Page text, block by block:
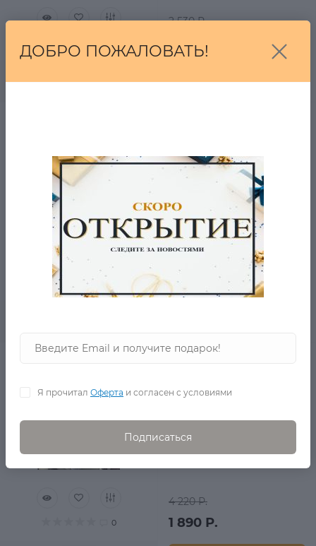
2 530 Р.
1 270 Р.
в наличии
1 340 Р.
0
4 220 Р.
1 890 Р.
ДОБРО ПОЖАЛОВАТЬ!
Я прочитал Оферта и согласен с условиями
Подписаться